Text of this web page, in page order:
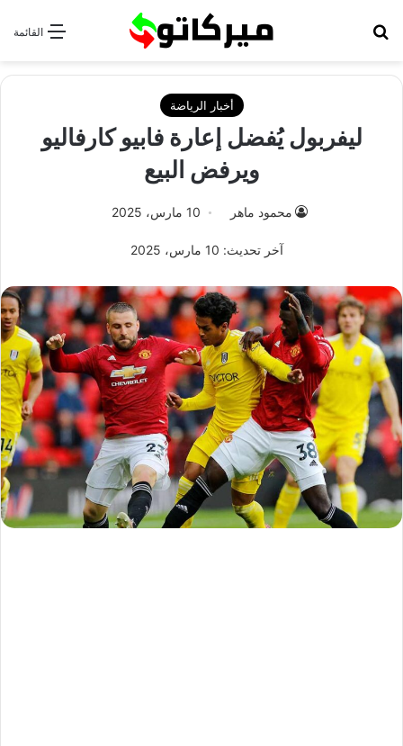
القائمة
أخبار الرياضة
ليفربول يُفضل إعارة فابيو كارفاليو
ويرفض البيع
محمود ماهر 10 مارس، 2025
آخر تحديث: 10 مارس، 2025